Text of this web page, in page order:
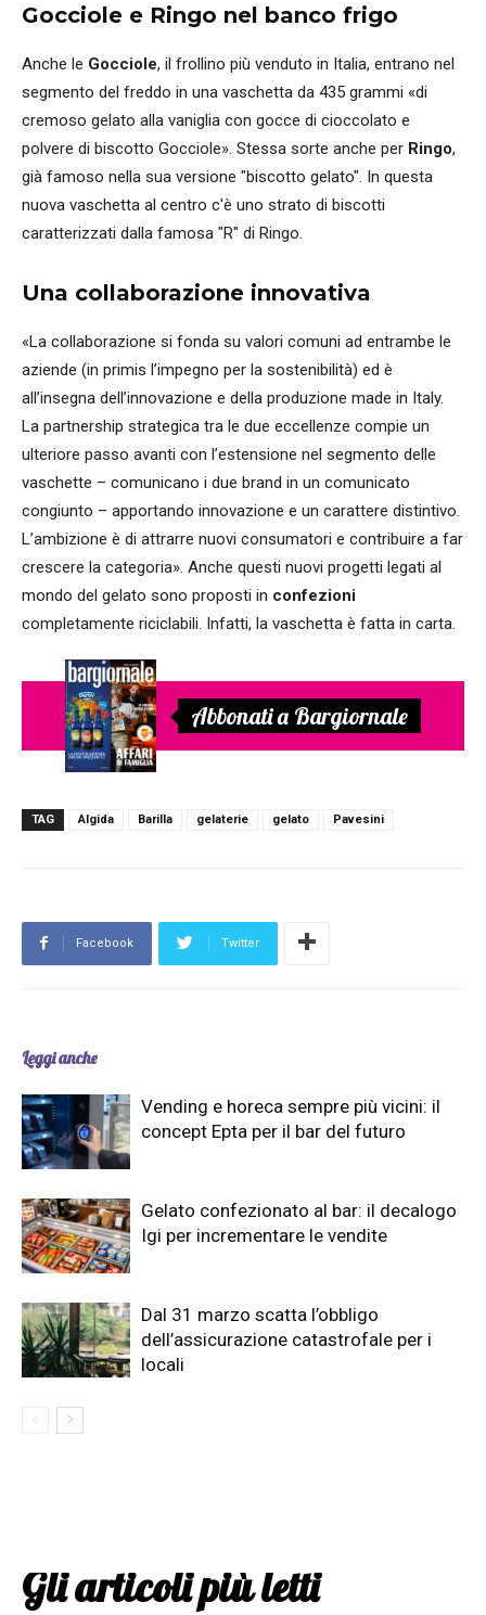
Gocciole e Ringo nel banco frigo
Anche le Gocciole, il frollino più venduto in Italia, entrano nel
segmento del freddo in una vaschetta da 435 grammi «di
cremoso gelato alla vaniglia con gocce di cioccolato e
polvere di biscotto Gocciole». Stessa sorte anche per Ringo,
già famoso nella sua versione "biscotto gelato". In questa
nuova vaschetta al centro c'è uno strato di biscotti
caratterizzati dalla famosa "R" di Ringo.
Una collaborazione innovativa
«La collaborazione si fonda su valori comuni ad entrambe le
aziende (in primis l’impegno per la sostenibilità) ed è
all’insegna dell’innovazione e della produzione made in Italy.
La partnership strategica tra le due eccellenze compie un
ulteriore passo avanti con l’estensione nel segmento delle
vaschette – comunicano i due brand in un comunicato
congiunto – apportando innovazione e un carattere distintivo.
L’ambizione è di attrarre nuovi consumatori e contribuire a far
crescere la categoria». Anche questi nuovi progetti legati al
mondo del gelato sono proposti in confezioni
completamente riciclabili. Infatti, la vaschetta è fatta in carta.
Abbonati a Bargiornale
TAG Algida Barilla gelaterie gelato Pavesini
Facebook Twitter
Leggi anche
Vending e horeca sempre più vicini: il
concept Epta per il bar del futuro
Gelato confezionato al bar: il decalogo
Igi per incrementare le vendite
Dal 31 marzo scatta l’obbligo
dell’assicurazione catastrofale per i
locali
Gli articoli più letti